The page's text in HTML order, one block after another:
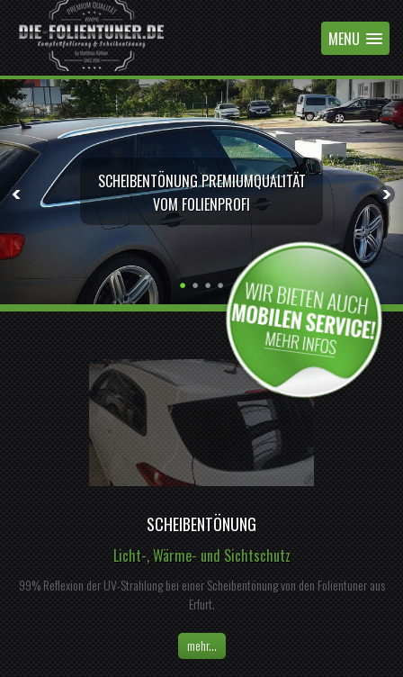
MENU
SCHEIBENTÖNUNG PREMIUMQUALITÄT
VOM FOLIENPROFI
SCHEIBENTÖNUNG
Licht-, Wärme- und Sichtschutz
99% Reflexion der UV-Strahlung bei einer Scheibentönung von den Folientuner aus
Erfurt.
mehr...